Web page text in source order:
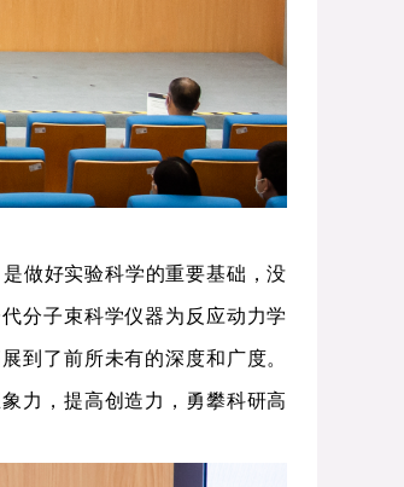
做好实验科学的重要基础，没
分子束科学仪器为反应动力学
到了前所未有的深度和广度。
力，提高创造力，勇攀科研高